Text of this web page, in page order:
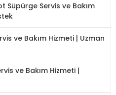
Süpürge Servis ve Bakım
ve Bakım Hizmeti | Uzman
ve Bakım Hizmeti |